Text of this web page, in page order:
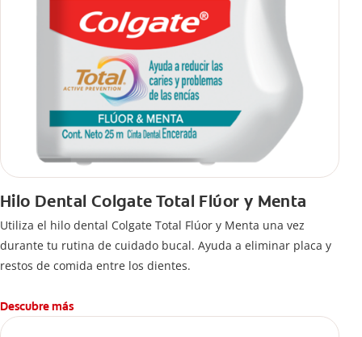
Hilo Dental Colgate Total Flúor y Menta
Utiliza el hilo dental Colgate Total Flúor y Menta una vez
durante tu rutina de cuidado bucal. Ayuda a eliminar placa y
restos de comida entre los dientes.
Descubre más